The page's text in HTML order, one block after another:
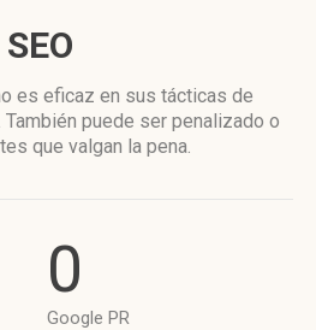
es eficaz en sus tácticas de
También puede ser penalizado o
que valgan la pena.
0
Google PR